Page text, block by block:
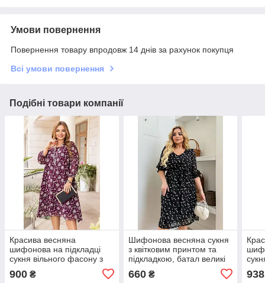
Умови повернення
Повернення товару впродовж 14 днів за рахунок покупця
Всі умови повернення
Подібні товари компанії
Красива весняна
шифонова на підкладці
сукня вільного фасону з
квітковим принтом, батал
великі розміри
900 ₴
Шифонова весняна сукня
з квітковим принтом та
підкладкою, батал великі
660₴ 938